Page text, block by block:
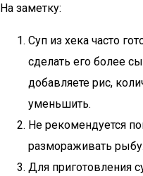
На заметку:
Суп из хека часто
сделать его более
добавляете рис,
уменьшить.
Не рекомендуется
размораживать рыбу.
Для приготовления